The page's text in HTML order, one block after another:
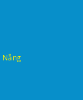
Nẵng